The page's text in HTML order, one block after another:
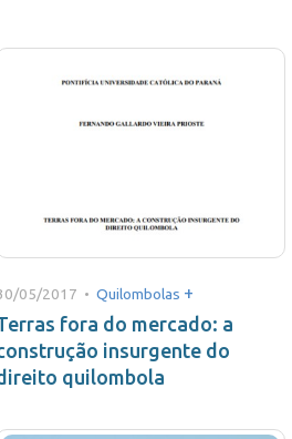
05/2017 • Quilombolas +
fora do mercado: a
insurgente do
quilombola